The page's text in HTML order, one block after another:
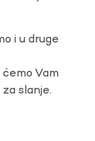
i u druge
Vam
slanje.